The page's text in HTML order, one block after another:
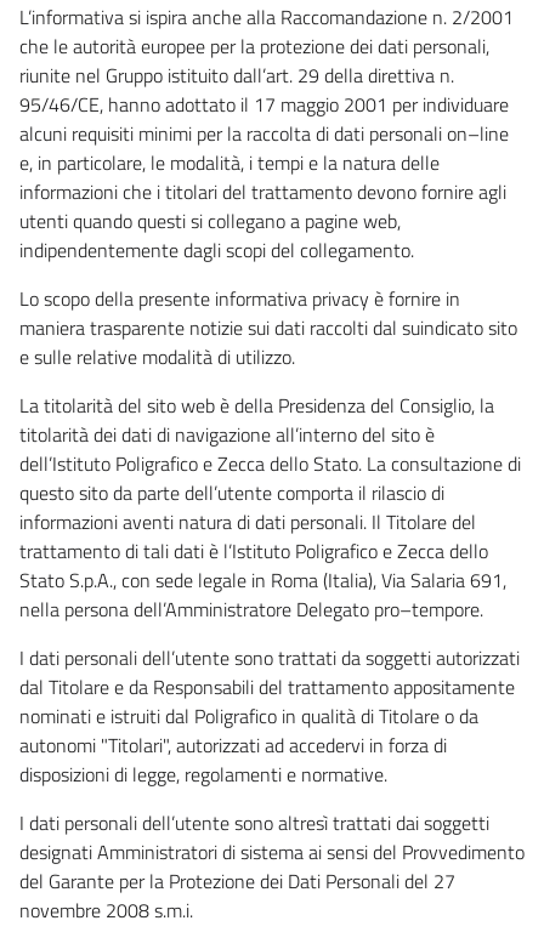
L’informativa si ispira anche alla Raccomandazione n. 2/2001
che le autorità europee per la protezione dei dati personali,
riunite nel Gruppo istituito dall’art. 29 della direttiva n.
95/46/CE, hanno adottato il 17 maggio 2001 per individuare
alcuni requisiti minimi per la raccolta di dati personali on–line
e, in particolare, le modalità, i tempi e la natura delle
informazioni che i titolari del trattamento devono fornire agli
utenti quando questi si collegano a pagine web,
indipendentemente dagli scopi del collegamento.
Lo scopo della presente informativa privacy è fornire in
maniera trasparente notizie sui dati raccolti dal suindicato sito
e sulle relative modalità di utilizzo.
La titolarità del sito web è della Presidenza del Consiglio, la
titolarità dei dati di navigazione all’interno del sito è
dell’Istituto Poligrafico e Zecca dello Stato. La consultazione di
questo sito da parte dell’utente comporta il rilascio di
informazioni aventi natura di dati personali. Il Titolare del
trattamento di tali dati è l’Istituto Poligrafico e Zecca dello
Stato S.p.A., con sede legale in Roma (Italia), Via Salaria 691,
nella persona dell’Amministratore Delegato pro–tempore.
I dati personali dell’utente sono trattati da soggetti autorizzati
dal Titolare e da Responsabili del trattamento appositamente
nominati e istruiti dal Poligrafico in qualità di Titolare o da
autonomi "Titolari", autorizzati ad accedervi in forza di
disposizioni di legge, regolamenti e normative.
I dati personali dell’utente sono altresì trattati dai soggetti
designati Amministratori di sistema ai sensi del Provvedimento
del Garante per la Protezione dei Dati Personali del 27
novembre 2008 s.m.i.